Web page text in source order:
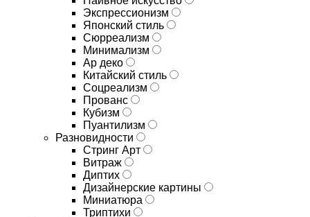
Экспрессионизм
Японский стиль
Сюрреализм
Минимализм
Ар деко
Китайский стиль
Соцреализм
Прованс
Кубизм
Пуантилизм
Разновидности
Стринг Арт
Витраж
Диптих
Дизайнерские картины
Миниатюра
Триптихи